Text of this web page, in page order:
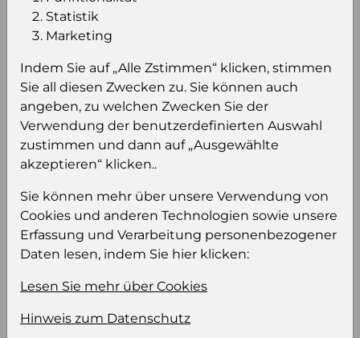
Einloggen um den Preis zu
sehen
Sie müssen eingeloggt sein, um Preise zu
sehen und/oder dieses Produkt zu kaufen.
Einloggen Anmeldung für B2B Konto
Produktinformation
Ihre Produktdatei aus
Statistik
Marketing
Indem Sie auf „Alle Zstimmen“ klicken, stimmen
Sie all diesen Zwecken zu. Sie können auch
angeben, zu welchen Zwecken Sie der
Verwendung der benutzerdefinierten Auswahl
zustimmen und dann auf „Ausgewählte
akzeptieren“ klicken..
Sie können mehr über unsere Verwendung von
Cookies und anderen Technologien sowie unsere
Erfassung und Verarbeitung personenbezogener
Daten lesen, indem Sie hier klicken:
Lesen Sie mehr über Cookies
Hinweis zum Datenschutz